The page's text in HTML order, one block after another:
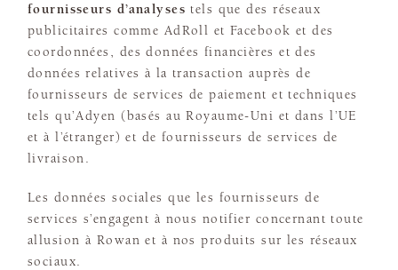
fournisseurs d’analyses tels que des réseaux
publicitaires comme AdRoll et Facebook et des
coordonnées, des données financières et des
données relatives à la transaction auprès de
fournisseurs de services de paiement et techniques
tels qu’Adyen (basés au Royaume-Uni et dans l’UE
et à l’étranger) et de fournisseurs de services de
livraison.
Les données sociales que les fournisseurs de
services s’engagent à nous notifier concernant toute
allusion à Rowan et à nos produits sur les réseaux
sociaux.